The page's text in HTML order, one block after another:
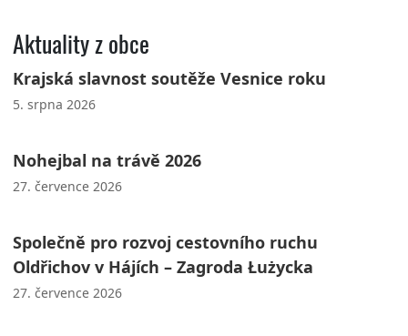
Aktuality z obce
Krajská slavnost soutěže Vesnice roku
5. srpna 2026
Nohejbal na trávě 2026
27. července 2026
Společně pro rozvoj cestovního ruchu
Oldřichov v Hájích – Zagroda Łużycka
27. července 2026